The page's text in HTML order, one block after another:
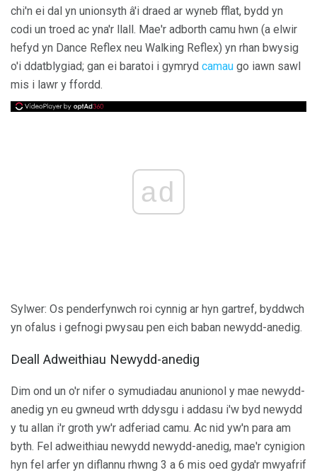
chi'n ei dal yn unionsyth â'i draed ar wyneb fflat, bydd yn
codi un troed ac yna'r llall. Mae'r adborth camu hwn (a elwir
hefyd yn Dance Reflex neu Walking Reflex) yn rhan bwysig
o'i ddatblygiad; gan ei baratoi i gymryd camau go iawn sawl
mis i lawr y ffordd.
ad
Sylwer: Os penderfynwch roi cynnig ar hyn gartref, byddwch
yn ofalus i gefnogi pwysau pen eich baban newydd-anedig.
Deall Adweithiau Newydd-anedig
Dim ond un o'r nifer o symudiadau anunionol y mae newydd-
anedig yn eu gwneud wrth ddysgu i addasu i'w byd newydd
y tu allan i'r groth yw'r adferiad camu. Ac nid yw'n para am
byth. Fel adweithiau newydd newydd-anedig, mae'r cynigion
hyn fel arfer yn diflannu rhwng 3 a 6 mis oed gyda'r mwyafrif